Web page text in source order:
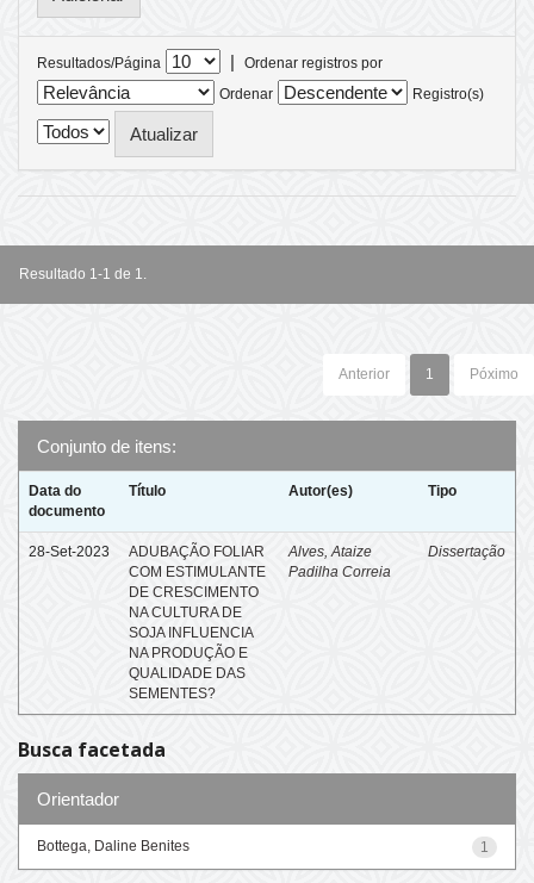
Resultados/Página |
Ordenar registros por
Ordenar
Registro(s)
Resultado 1-1 de 1.
Anterior 1 Póximo
Conjunto de itens:
Data do
documento
Título Autor(es) Tipo
28-Set-2023
ADUBAÇÃO FOLIAR
COM ESTIMULANTE
DE CRESCIMENTO
NA CULTURA DE
SOJA INFLUENCIA
NA PRODUÇÃO E
QUALIDADE DAS
SEMENTES?
Alves, Ataize
Padilha Correia
Dissertação
Busca facetada
Orientador
1
Bottega, Daline Benites